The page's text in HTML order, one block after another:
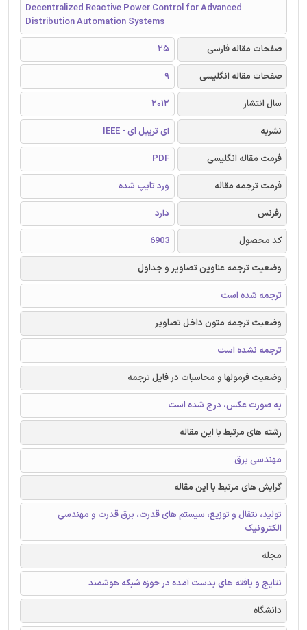
Decentralized Reactive Power Control for Advanced
Distribution Automation Systems
صفحات مقاله فارسی
25
صفحات مقاله انگلیسی
9
سال انتشار
2012
نشریه
آی تریپل ای - IEEE
فرمت مقاله انگلیسی
PDF
فرمت ترجمه مقاله
ورد تایپ شده
رفرنس
دارد
کد محصول
6903
وضعیت ترجمه عناوین تصاویر و جداول
ترجمه شده است
وضعیت ترجمه متون داخل تصاویر
ترجمه نشده است
وضعیت فرمولها و محاسبات در فایل ترجمه
به صورت عکس، درج شده است
رشته های مرتبط با این مقاله
مهندسی برق
گرایش های مرتبط با این مقاله
تولید، نتقال و توزیع، سیستم های قدرت، برق قدرت و مهندسی
الکترونیک
مجله
نتایج و یافته های بدست آمده در حوزه شبکه هوشمند
دانشگاه